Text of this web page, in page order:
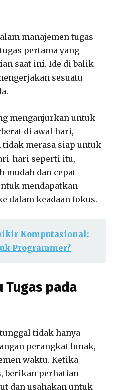
manajemen tugas
pertama yang
saat ini. Ide di balik
sesuatu
menganjurkan untuk
di awal hari,
merasa siap untuk
hari seperti itu,
mudah dan cepat
mendapatkan
dalam keadaan fokus.
Komputasional:
Programmer?
Tugas pada
tidak hanya
perangkat lunak,
waktu. Ketika
berikan perhatian
dan usahakan untuk